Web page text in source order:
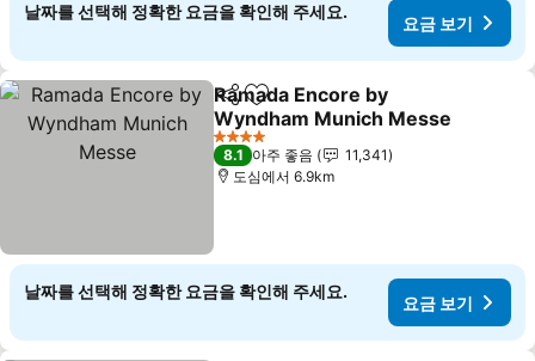
날짜를 선택해 정확한 요금을 확인해 주세요.
요금 보기
공유 즐겨찾기에 추가
Ramada Encore by
Wyndham Munich Messe
4 성급
8.1 아주 좋음
11,341
도심에서 6.9km
날짜를 선택해 정확한 요금을 확인해 주세요.
요금 보기